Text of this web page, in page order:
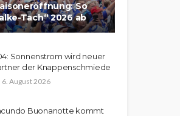
So
Tach“ 2026 ab
Sonnenstrom wird neuer
der Knappenschmiede
6. August 2026
Buonanotte kommt